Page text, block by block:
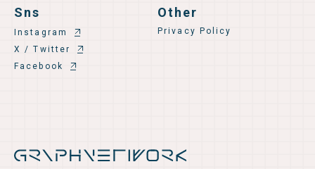
Sns
Instagram
X / Twitter
Facebook
Other
Privacy Policy